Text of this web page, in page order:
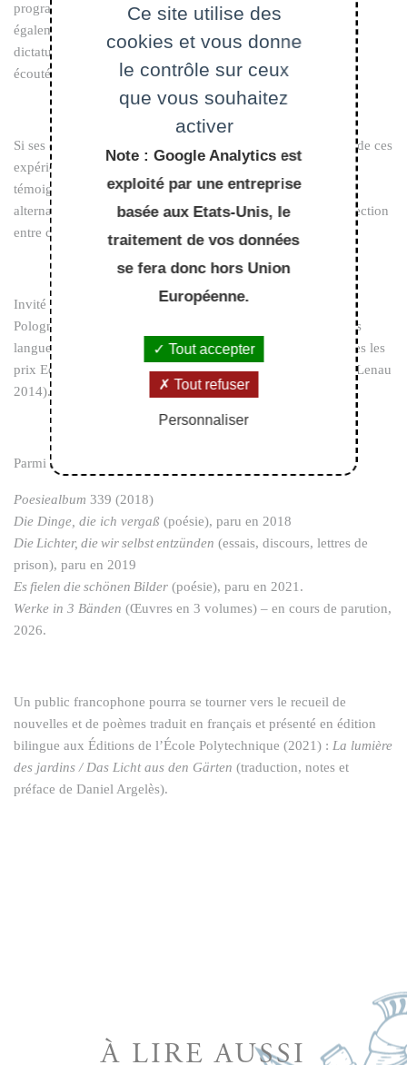
programme Writers in Prison du PEN, Utz Rachowski est
également conseiller du Land de Saxe pour les victimes de la
dictature de RDA, des fonctions dans lesquelles il a à ce jour
écouté plus de 15 000 récits de vie.
Si ses écrits – poèmes, nouvelles, essais – portent la marque de ces
expériences, ils n’en restent pas prisonniers, s’efforçant de
témoigner de l’injustice, mais aussi de préserver des espaces
alternatifs : lumière de l’enfance et de ses jardins, amitié, affection
entre créatures, complicités intellectuelles, écriture.
Invité en Allemagne et à l’étranger (Angleterre, États-Unis,
Pologne, Bulgarie, Kenya, Sénégal), il est traduit en plusieurs
langues et a reçu de nombreuses distinctions (parmi lesquelles les
prix Eduard Mörike 1991, Reiner Kunze 2007, ou Nikolaus Lenau
2014).
Parmi ses œuvres :
Poesiealbum 339 (2018)
Die Dinge, die ich vergaß (poésie), paru en 2018
Die Lichter, die wir selbst entzünden (essais, discours, lettres de
prison), paru en 2019
Es fielen die schönen Bilder (poésie), paru en 2021.
Werke in 3 Bänden (Œuvres en 3 volumes) – en cours de parution,
2026.
Un public francophone pourra se tourner vers le recueil de
nouvelles et de poèmes traduit en français et présenté en édition
bilingue aux Éditions de l’École Polytechnique (2021) : La lumière
des jardins / Das Licht aus den Gärten (traduction, notes et
préface de Daniel Argelès).
À LIRE AUSSI
Ce site utilise des
cookies et vous donne
le contrôle sur ceux
que vous souhaitez
activer
Note : Google Analytics est
exploité par une entreprise
basée aux Etats-Unis, le
traitement de vos données
se fera donc hors Union
Européenne.
Tout accepter
Tout refuser
Personnaliser